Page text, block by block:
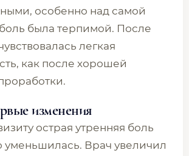
особенно над самой
была терпимой. После
легкая
как после хорошей
изменения
острая утренняя боль
уменьшилась. Врач увеличил